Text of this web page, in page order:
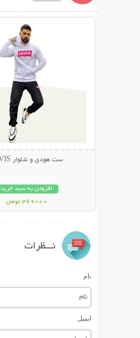
ست هودی و شلوار LEVIS
افزودن به سبد خرید
369000 تومان
نـــظرات
نام
ایمیل